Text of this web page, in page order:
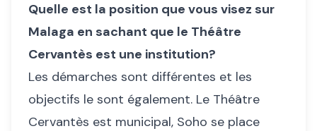
Quelle est la position que vous visez sur
Malaga en sachant que le Théâtre
Cervantès est une institution?
Les démarches sont différentes et les
objectifs le sont également. Le Théâtre
Cervantès est municipal, Soho se place